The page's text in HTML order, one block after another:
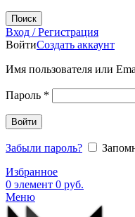
Поиск
Вход / Регистрация
ВойтиСоздать аккаунт
Имя пользователя или
Пароль *
Войти
Забыли пароль?
Избранное
0 элемент 0 руб.
Меню